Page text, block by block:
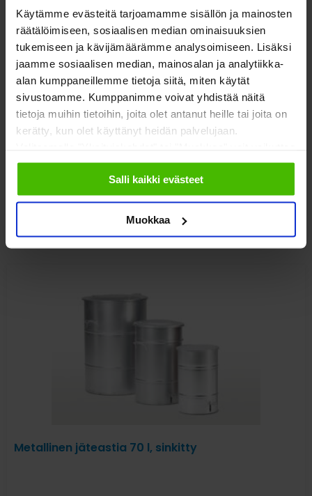
Käytämme evästeitä tarjoamamme sisällön ja mainosten
räätälöimiseen, sosiaalisen median ominaisuuksien
tukemiseen ja kävijämäärämme analysoimiseen. Lisäksi
jaamme sosiaalisen median, mainosalan ja analytiikka-
alan kumppaneillemme tietoja siitä, miten käytät
sivustoamme. Kumppanimme voivat yhdistää näitä
tietoja muihin tietoihin, joita olet antanut heille tai joita on
kerätty, kun olet käyttänyt heidän palvelujaan.
sallimiisi evästeisiin.
Salli kaikki evästeet
Muokkaa
Pyörällinen kuljetusalusta 70 l:n jäteastialle
65,00€45,00€
Metallinen jäteastia 70 l, sinkitty